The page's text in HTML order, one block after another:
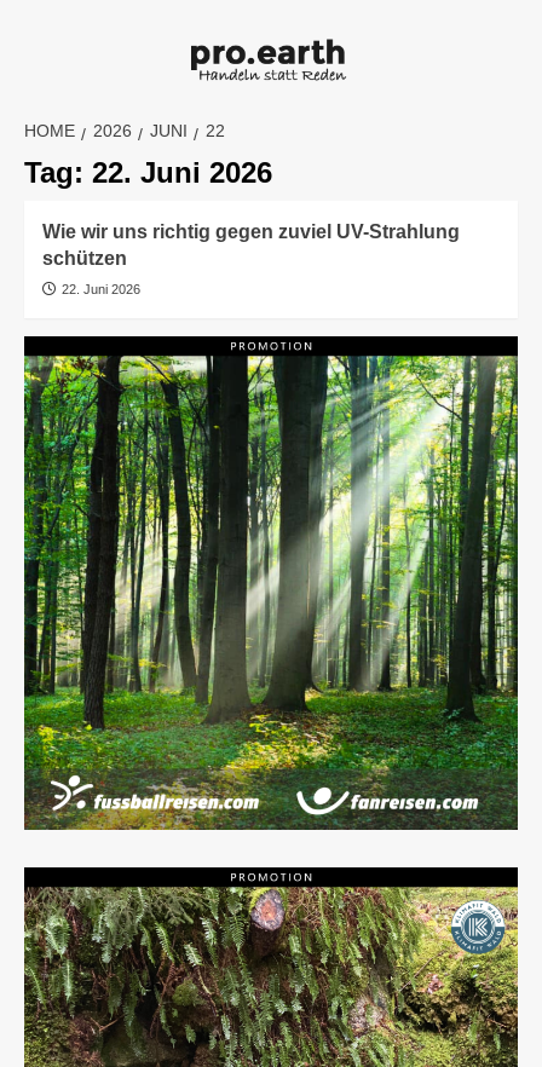
HOME 2026 JUNI 22
Tag: 22. Juni 2026
Wie wir uns richtig gegen zuviel UV-Strahlung
schützen
22. Juni 2026